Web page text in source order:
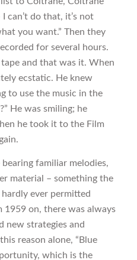
can’t do that, it’s not
you want.” Then they
for several hours.
and that was it. When
ecstatic. He knew
to use the music in the
He was smiling; he
he took it to the Film
familiar melodies,
material – something the
ever permitted
1959 on, there was always
new strategies and
reason alone, “Blue
which is the